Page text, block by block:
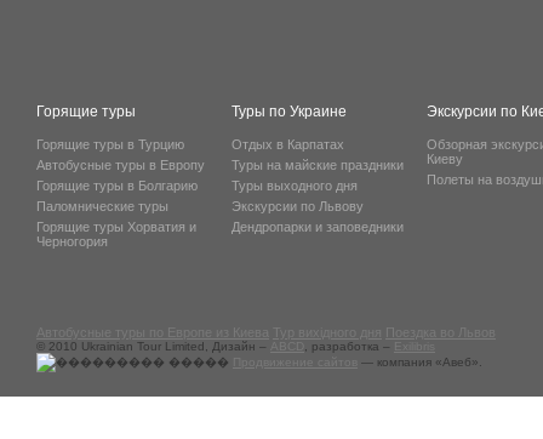
Горящие туры
Горящие туры в Турцию
Автобусные туры в Европу
Горящие туры в Болгарию
Паломнические туры
Горящие туры Хорватия и
Черногория
Туры по Украине
Отдых в Карпатах
Туры на майские праздники
Туры выходного дня
Экскурсии по Львову
Дендропарки и заповедники
Экскурсии по
Обзорная
Киеву
Полеты на
© 2010 Ukrainian Tour Limited, Дизайн – , разработка –
Exilibris
— компания «Авеб».
Автобусные туры по Европе из Киева Тур вихідного дня Поездка во Львов